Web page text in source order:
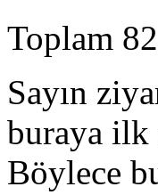
Toplam
Sayın
buraya
Böylece